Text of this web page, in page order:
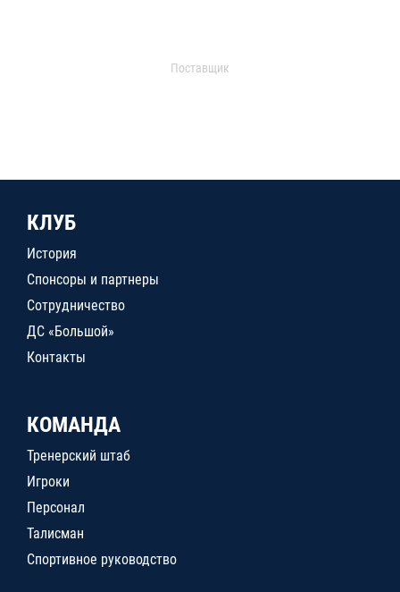
Поставщик
КЛУБ
История
Спонсоры и партнеры
Сотрудничество
ДС «Большой»
Контакты
КОМАНДА
Тренерский штаб
Игроки
Персонал
Талисман
Спортивное руководство